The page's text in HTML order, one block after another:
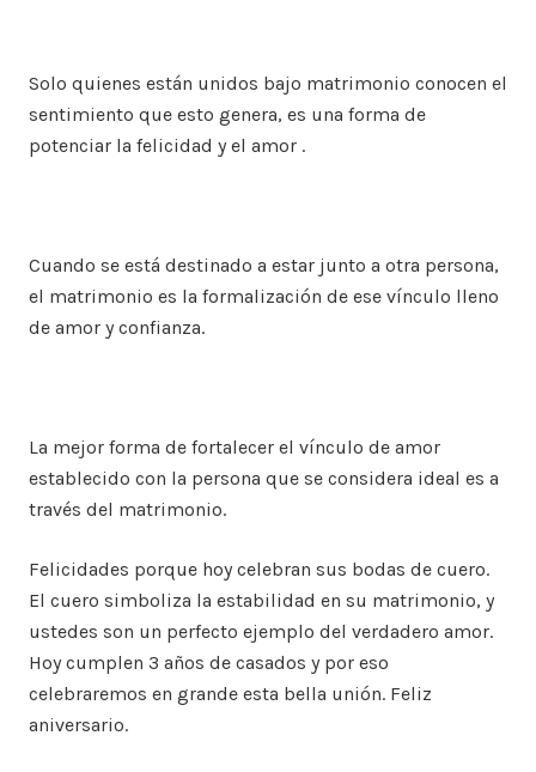
Solo quienes están unidos bajo matrimonio conocen el
sentimiento que esto genera, es una forma de
potenciar la felicidad y el amor .
Cuando se está destinado a estar junto a otra persona,
el matrimonio es la formalización de ese vínculo lleno
de amor y confianza.
La mejor forma de fortalecer el vínculo de amor
establecido con la persona que se considera ideal es a
través del matrimonio.
Felicidades porque hoy celebran sus bodas de cuero.
El cuero simboliza la estabilidad en su matrimonio, y
ustedes son un perfecto ejemplo del verdadero amor.
Hoy cumplen 3 años de casados y por eso
celebraremos en grande esta bella unión. Feliz
aniversario.